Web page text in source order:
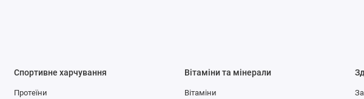
Спортивне харчування
Протеїни
Вітаміни та мінерали
Вітаміни